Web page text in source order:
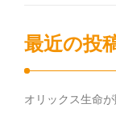
最近の投
オリックス生命